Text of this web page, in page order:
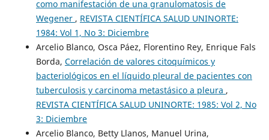
como manifestación de una granulomatosis de
Wegener , REVISTA CIENTÍFICA SALUD UNINORTE:
1984: Vol 1, No 3: Diciembre
Arcelio Blanco, Osca Páez, Florentino Rey, Enrique Fals
Borda, Correlación de valores citoquímicos y
bacteriológicos en el líquido pleural de pacientes con
tuberculosis y carcinoma metastásico a pleura ,
REVISTA CIENTÍFICA SALUD UNINORTE: 1985: Vol 2, No
3: Diciembre
Arcelio Blanco, Betty Llanos, Manuel Urina,